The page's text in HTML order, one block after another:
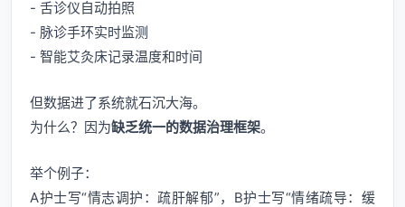
- 舌诊仪自动拍照
- 脉诊手环实时监测
- 智能艾灸床记录温度和时间
但数据进了系统就石沉大海。
为什么？因为缺乏统一的数据治理框架。
举个例子：
A护士写“情志调护：疏肝解郁”，B护士写“情绪疏导：缓